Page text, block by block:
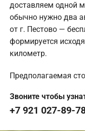
доставляем одной
обычно нужно два
от г. Пестово —
формируется
километр.
Предполагаемая
Звоните чтобы
+7 921 027-89-